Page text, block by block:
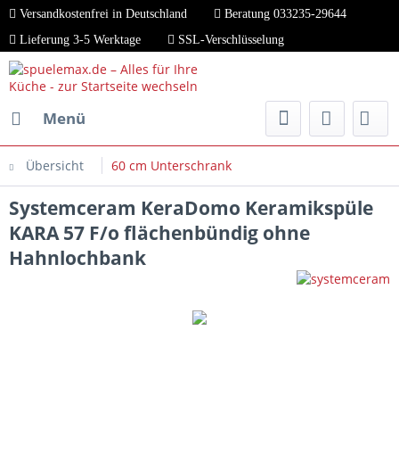
Versandkostenfrei in Deutschland
Beratung 033235-29644
Lieferung 3-5 Werktage
SSL-Verschlüsselung
Menü
Übersicht 60 cm Unterschrank
Systemceram KeraDomo Keramikspüle
KARA 57 F/o flächenbündig ohne
Hahnlochbank